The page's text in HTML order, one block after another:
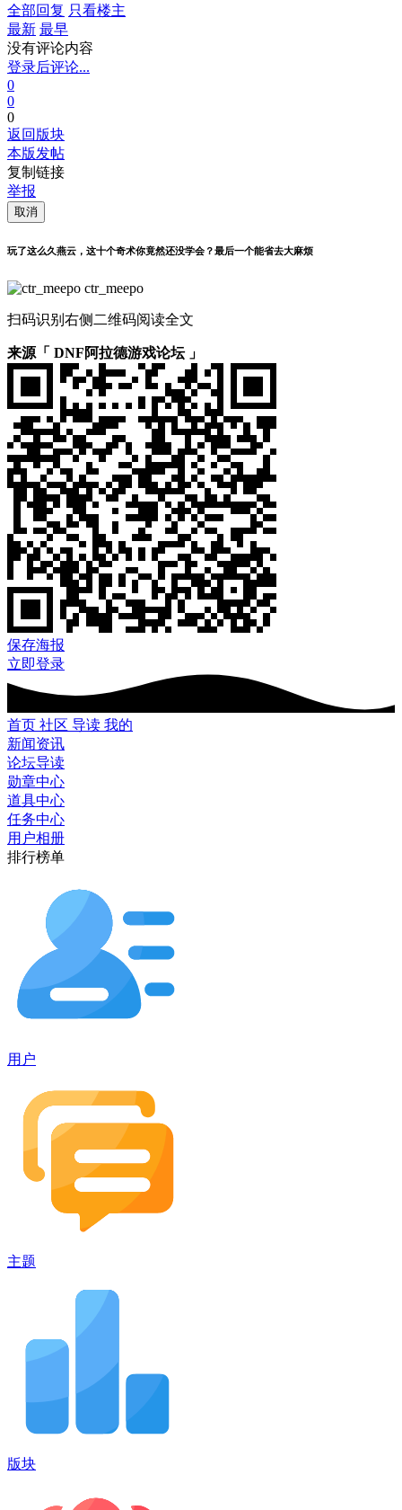
全部回复 只看楼主
最新 最早
没有评论内容
登录后评论...
0
0
0
返回版块
本版发帖
复制链接
举报
取消
玩了这么久燕云，这十个奇术你竟然还没学会？最后一个能省去大麻烦
ctr_meepo
扫码识别右侧二维码阅读全文
来源「 DNF阿拉德游戏论坛 」
保存海报
立即登录
首页 社区 导读 我的
新闻资讯
论坛导读
勋章中心
道具中心
任务中心
用户相册
排行榜单
用户
主题
版块